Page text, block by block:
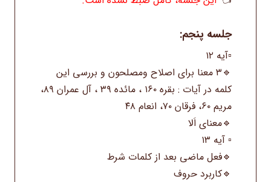
جلسه پنجم:
▫️آیه ۱۲
🔹۳ معنا برای اصلاح ومصلحون و بررسی این
کلمه در آیات : بقره ۱۶۰ ، مائده ۳۹ ، آل عمران ۸۹‌،
مریم ۶۰، فرقان ۷۰، انعام ۴۸
🔹معنای اَلا
▫️ آیه ۱۳
🔹فعل ماضی بعد از کلمات شرط
🔹کاربرد حروف